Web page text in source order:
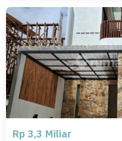
Rp 3,3 Miliar